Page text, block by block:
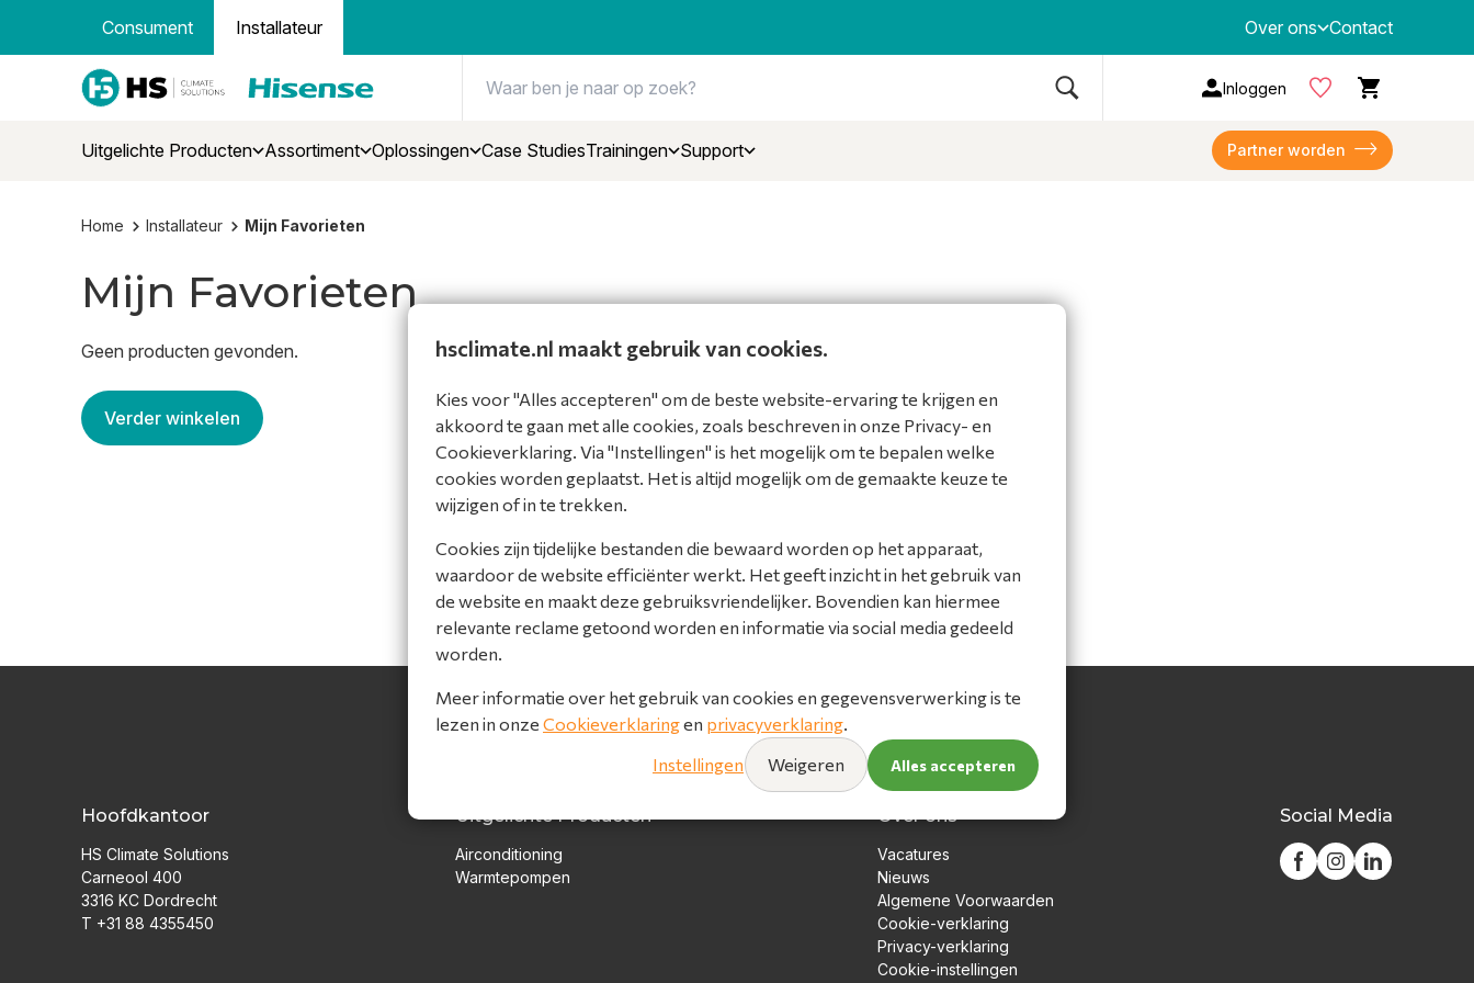
Consument Installateur Over ons Contact
Inloggen
Uitgelichte Producten Assortiment Oplossingen Case StudiesTrainingen Support Partner worden
Home Installateur Mijn Favorieten
Mijn Favorieten
Geen producten gevonden.
Verder winkelen
Hoofdkantoor
HS Climate Solutions
Carneool 400
3316 KC Dordrecht
T +31 88 4355450
Uitgelichte Producten
Airconditioning
Warmtepompen
Over ons
Vacatures
Nieuws
Algemene Voorwaarden
Cookie-verklaring
Privacy-verklaring
Cookie-instellingen
Social Media
hsclimate.nl maakt gebruik van cookies.
Kies voor "Alles accepteren" om de beste website-ervaring te krijgen en
akkoord te gaan met alle cookies, zoals beschreven in onze Privacy- en
Cookieverklaring. Via "Instellingen" is het mogelijk om te bepalen welke
cookies worden geplaatst. Het is altijd mogelijk om de gemaakte keuze te
wijzigen of in te trekken.
Cookies zijn tijdelijke bestanden die bewaard worden op het apparaat,
waardoor de website efficiënter werkt. Het geeft inzicht in het gebruik van
de website en maakt deze gebruiksvriendelijker. Bovendien kan hiermee
relevante reclame getoond worden en informatie via social media gedeeld
worden.
Meer informatie over het gebruik van cookies en gegevensverwerking is te
lezen in onze Cookieverklaringen privacyverklaring.
Instellingen
Weigeren Alles accepteren